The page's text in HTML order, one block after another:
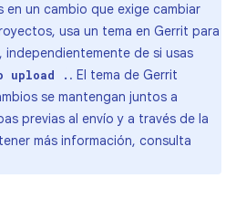
en un cambio que exige cambiar
usa un tema en Gerrit para
independientemente de si usas
upload . . El tema de Gerrit
se mantengan juntos a
previas al envío y a través de la
más información, consulta